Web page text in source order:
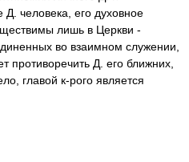
Д. человека, его духовное
лишь в Церкви -
во взаимном служении,
противоречить Д. его ближних,
главой к-рого является